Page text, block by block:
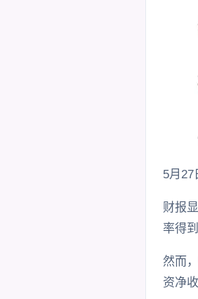
5月27
财报
率得
然而
资净